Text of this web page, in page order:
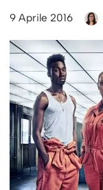
9 Aprile 2016